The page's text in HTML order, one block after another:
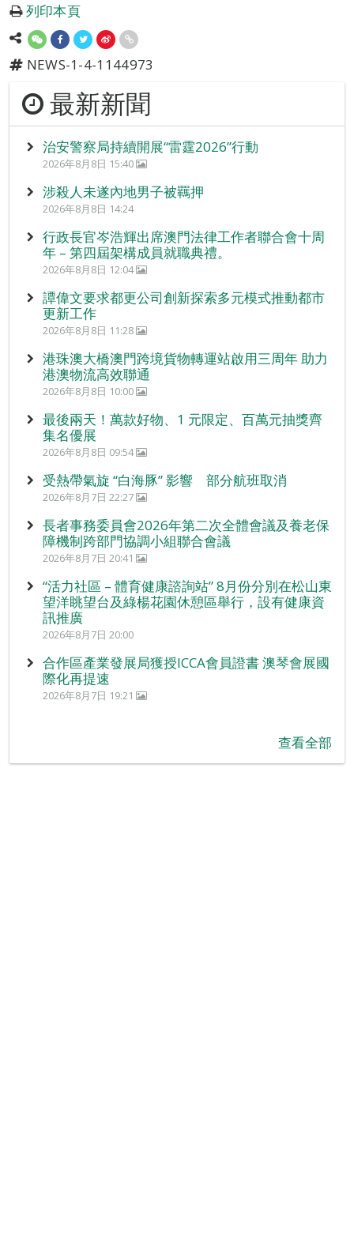
列印本頁
NEWS-1-4-1144973
最新新聞
治安警察局持續開展“雷霆2026”行動
2026年8月8日 15:40
涉殺人未遂內地男子被羈押
2026年8月8日 14:24
行政長官岑浩輝出席澳門法律工作者聯合會十周
年 – 第四屆架構成員就職典禮。
2026年8月8日 12:04
譚偉文要求都更公司創新探索多元模式推動都市
更新工作
2026年8月8日 11:28
港珠澳大橋澳門跨境貨物轉運站啟用三周年 助力
港澳物流高效聯通
2026年8月8日 10:00
最後兩天！萬款好物、1 元限定、百萬元抽獎齊
集名優展
2026年8月8日 09:54
受熱帶氣旋 “白海豚” 影響 部分航班取消
2026年8月7日 22:27
長者事務委員會2026年第二次全體會議及養老保
障機制跨部門協調小組聯合會議
2026年8月7日 20:41
“活力社區 – 體育健康諮詢站” 8月份分別在松山東
望洋眺望台及綠楊花園休憩區舉行，設有健康資
訊推廣
2026年8月7日 20:00
合作區產業發展局獲授ICCA會員證書 澳琴會展國
際化再提速
2026年8月7日 19:21
查看全部